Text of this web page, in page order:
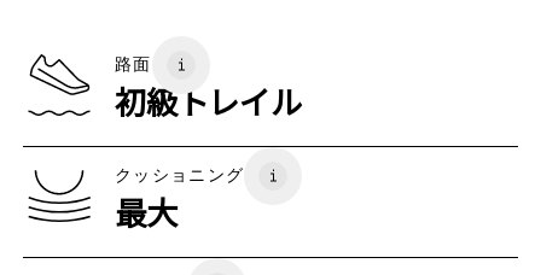
EU 40
6.5
US
原産国
ベトナム
路面
初級トレイル
クッショニング
最大